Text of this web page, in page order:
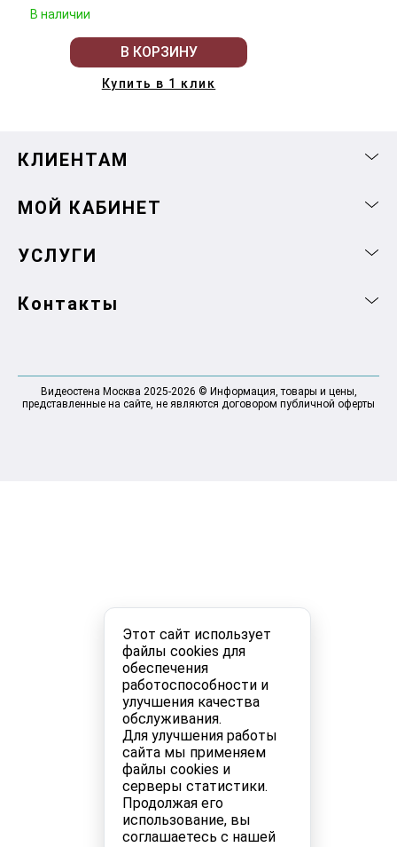
Этот сайт использует
файлы cookies для
обеспечения
работоспособности и
улучшения качества
обслуживания.
Для улучшения работы
сайта мы применяем
файлы cookies и
серверы статистики.
Продолжая его
использование, вы
соглашаетесь с нашей
В наличии
В КОРЗИНУ
Купить в 1 клик
КЛИЕНТАМ
МОЙ КАБИНЕТ
УСЛУГИ
Контакты
Видеостена Москва 2025-2026 © Информация, товары и цены,
представленные на сайте, не являются договором публичной оферты